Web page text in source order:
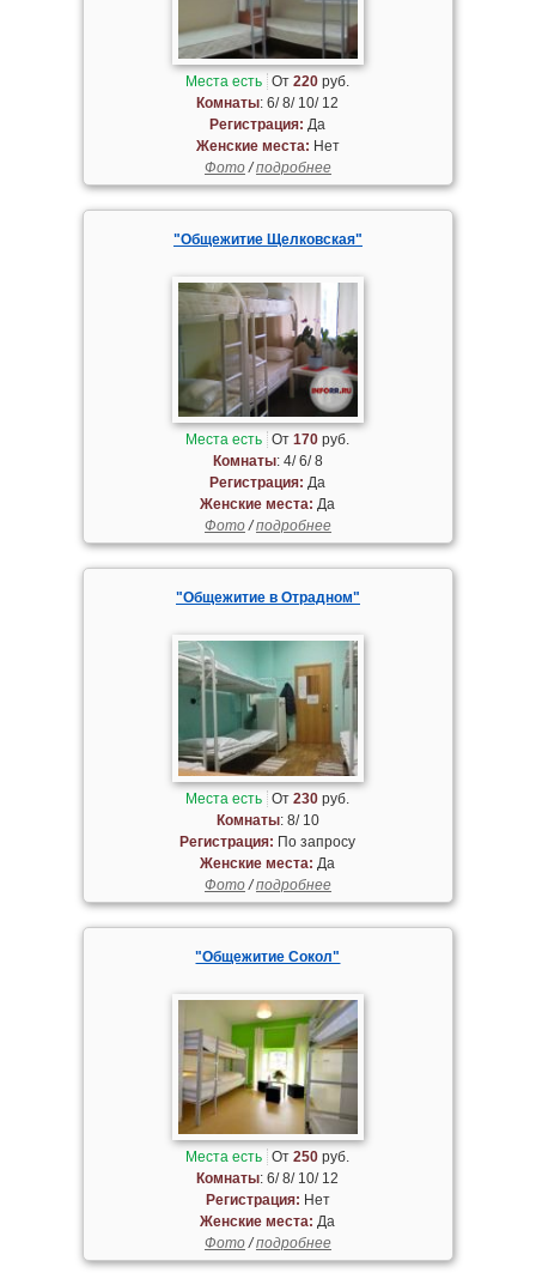
Места есть От220 руб.
Комнаты: 6/ 8/ 10/ 12
Регистрация: Да
Женские места: Нет
Фото/подробнее
"Общежитие Щелковская"
Места есть От170 руб.
Комнаты: 4/ 6/ 8
Регистрация: Да
Женские места: Да
Фото/подробнее
"Общежитие в Отрадном"
Места есть От230 руб.
Комнаты: 8/ 10
Регистрация: По запросу
Женские места: Да
Фото/подробнее
"Общежитие Сокол"
Места есть От250 руб.
Комнаты: 6/ 8/ 10/ 12
Регистрация: Нет
Женские места: Да
Фото/подробнее